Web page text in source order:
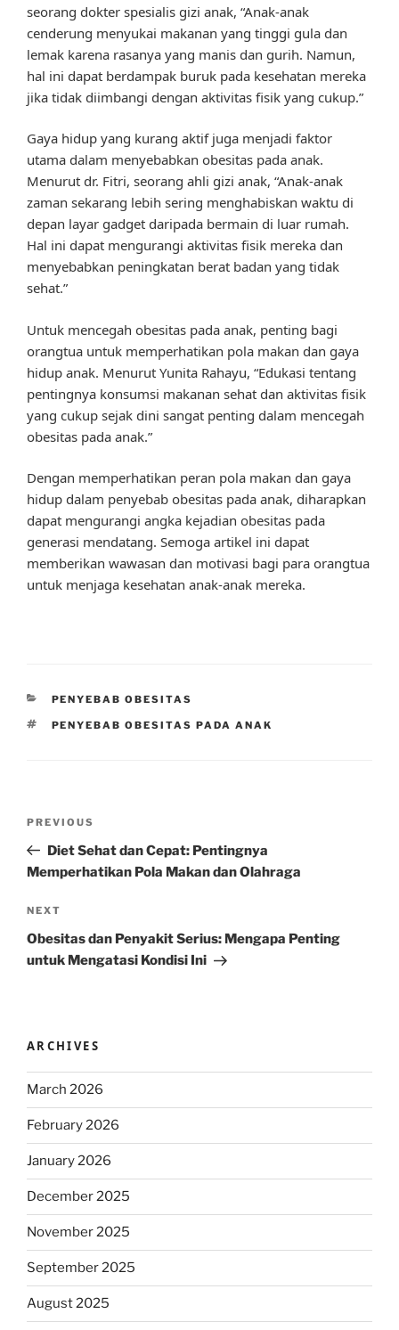
seorang dokter spesialis gizi anak, “Anak-anak
cenderung menyukai makanan yang tinggi gula dan
lemak karena rasanya yang manis dan gurih. Namun,
hal ini dapat berdampak buruk pada kesehatan mereka
jika tidak diimbangi dengan aktivitas fisik yang cukup.”
Gaya hidup yang kurang aktif juga menjadi faktor
utama dalam menyebabkan obesitas pada anak.
Menurut dr. Fitri, seorang ahli gizi anak, “Anak-anak
zaman sekarang lebih sering menghabiskan waktu di
depan layar gadget daripada bermain di luar rumah.
Hal ini dapat mengurangi aktivitas fisik mereka dan
menyebabkan peningkatan berat badan yang tidak
sehat.”
Untuk mencegah obesitas pada anak, penting bagi
orangtua untuk memperhatikan pola makan dan gaya
hidup anak. Menurut Yunita Rahayu, “Edukasi tentang
pentingnya konsumsi makanan sehat dan aktivitas fisik
yang cukup sejak dini sangat penting dalam mencegah
obesitas pada anak.”
Dengan memperhatikan peran pola makan dan gaya
hidup dalam penyebab obesitas pada anak, diharapkan
dapat mengurangi angka kejadian obesitas pada
generasi mendatang. Semoga artikel ini dapat
memberikan wawasan dan motivasi bagi para orangtua
untuk menjaga kesehatan anak-anak mereka.
CATEGORIES
PENYEBAB OBESITAS
TAGS
PENYEBAB OBESITAS PADA ANAK
Previous
Post
PREVIOUS
Diet Sehat dan Cepat: Pentingnya
Memperhatikan Pola Makan dan Olahraga
Next
Post
NEXT
Obesitas dan Penyakit Serius: Mengapa Penting
untuk Mengatasi Kondisi Ini
ARCHIVES
March 2026
February 2026
January 2026
December 2025
November 2025
September 2025
August 2025